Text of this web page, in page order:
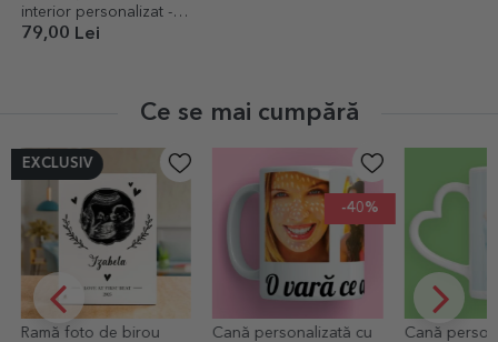
interior personalizat -
Mr & Mrs
79,00 Lei
Ce se mai cumpără
de birou
Cană personalizată cu
Cană personalizată cu